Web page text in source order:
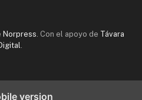
Norpress . Con el apoyo de Távara
version